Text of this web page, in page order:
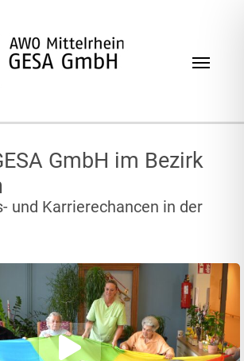
GmbH im Bezirk
und Karrierechancen in der